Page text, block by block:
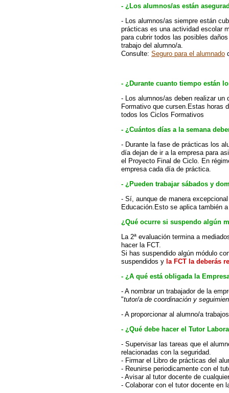
- ¿Los alumnos/as están
- Los alumnos/as siempre están
prácticas es una actividad escolar
para cubrir todos las posibles
trabajo del alumno/a.
Consulte: Seguro para el alumnado
- ¿Durante cuanto tiempo están
- Los alumnos/as deben realizar un
Formativo que cursen. Estas horas
todos los Ciclos Formativos
- ¿Cuántos días a la semana
- Durante la fase de prácticas los
día dejan de ir a la empresa para
el Proyecto Final de Ciclo. En
empresa cada día de práctica.
- ¿Pueden trabajar sábados y
- Sí, aunque de manera
Educación.Esto se aplica también
¿Qué ocurre si suspendo algún
La 2ª evaluación termina a
hacer la FCT.
Si has suspendido algún módulo
suspendidos y la FCT la deberás
- ¿A qué está obligada la
- A nombrar un trabajador de la
"tutor/a de coordinación y
- A proporcionar al alumno/a
- ¿Qué debe hacer el Tutor
- Supervisar las tareas que el
relacionadas con la seguridad.
- Firmar el Libro de prácticas del
- Reunirse periodicamente con el
- Avisar al tutor docente de
- Colaborar con el tutor docente en